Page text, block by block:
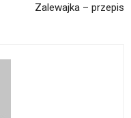
Zalewajka – przepis